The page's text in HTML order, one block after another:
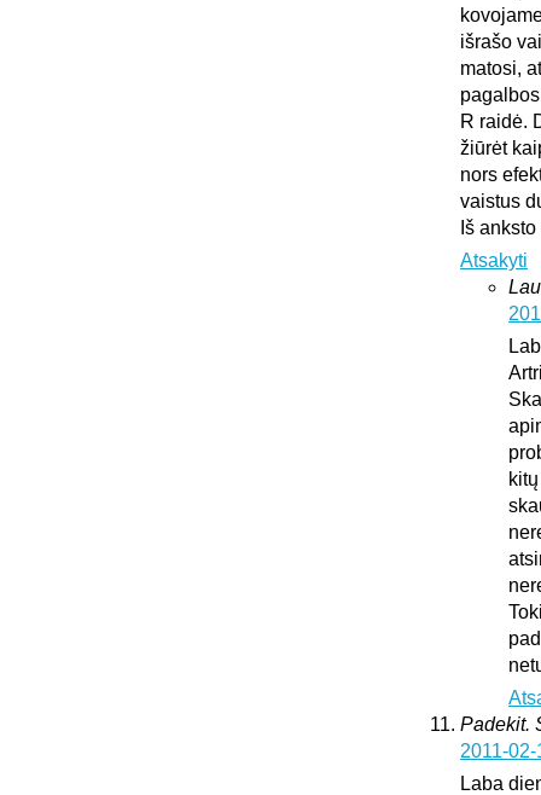
išrašo
matosi,
R raidė.
žiūrėt
nors
vaistus
Iš
Atsakyti
Padekit.
2011-
Laba